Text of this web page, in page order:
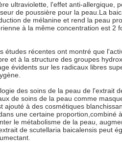
ultraviolette, l'effet anti-allergique,
de poussière pour la peau.La
de mélanine et rend la peau
à la même concentration est 2
études récentes ont montré que
et à la structure des groupes
évidents sur les radicaux libres
des soins de la peau de l'extrait
de soins de la peau comme
ajouté à des cosmétiques
une certaine
le métabolisme de la peau,
de scutellaria baicalensis peut